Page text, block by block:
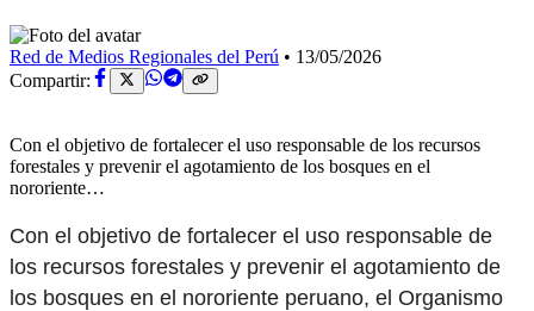
Red de Medios Regionales del Perú • 13/05/2026
Compartir:
Con el objetivo de fortalecer el uso responsable de los recursos
forestales y prevenir el agotamiento de los bosques en el
nororiente…
Con el objetivo de fortalecer el uso responsable de
los recursos forestales y prevenir el agotamiento de
los bosques en el nororiente peruano, el Organismo